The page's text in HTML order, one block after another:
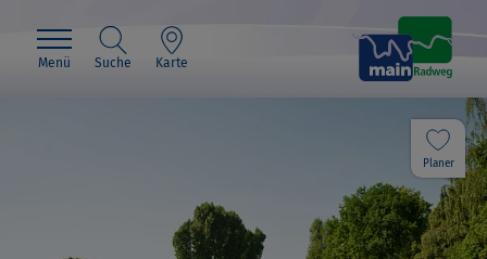
Menü Suche Karte
Planer